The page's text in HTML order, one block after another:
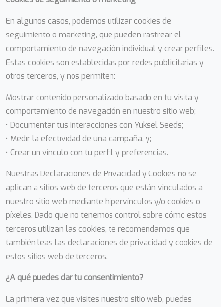
En algunos casos, podemos utilizar cookies de
seguimiento o marketing, que pueden rastrear el
comportamiento de navegación individual y crear perfiles.
Estas cookies son establecidas por redes publicitarias y
otros terceros, y nos permiten:
Mostrar contenido personalizado basado en tu visita y
comportamiento de navegación en nuestro sitio web;
• Documentar tus interacciones con Yuksel Seeds;
• Medir la efectividad de una campaña, y;
• Crear un vínculo con tu perfil y preferencias.
Nuestras Declaraciones de Privacidad y Cookies no se
aplican a sitios web de terceros que están vinculados a
nuestro sitio web mediante hipervínculos y/o cookies o
píxeles. Dado que no tenemos control sobre cómo estos
terceros utilizan las cookies, te recomendamos que
también leas las declaraciones de privacidad y cookies de
estos sitios web de terceros.
¿A qué puedes dar tu consentimiento?
La primera vez que visites nuestro sitio web, puedes